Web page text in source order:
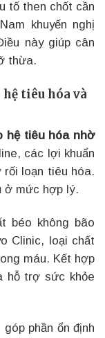
tố then chốt cần
khuyến nghị
này giúp cân
thừa.
tiêu hóa và
hệ tiêu hóa nhờ
các lợi khuẩn
rối loạn tiêu hóa.
ở mức hợp lý.
béo không bão
Clinic, loại chất
máu. Kết hợp
hỗ trợ sức khỏe
phần ổn định